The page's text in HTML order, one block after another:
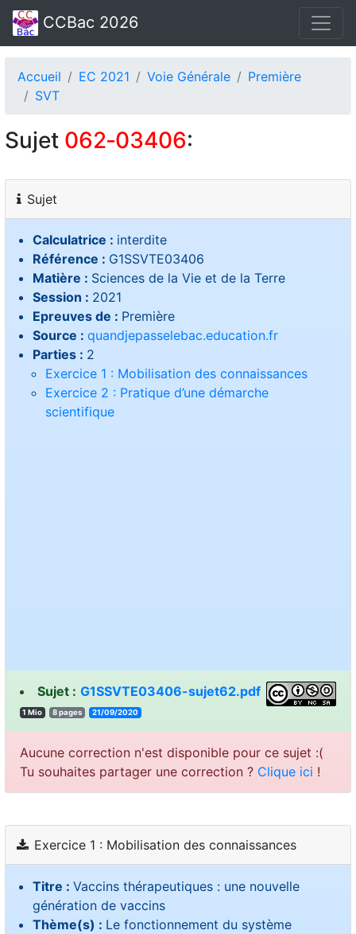
CCBac 2026
Accueil EC 2021 Voie Générale
Première
SVT
Sujet 062‑03406:
Sujet
Calculatrice : interdite
Référence : G1SSVTE03406
Matière : Sciences de la Vie et de la Terre
Session : 2021
Epreuves de : Première
Source : quandjepasselebac.education.fr
Parties : 2
Exercice 1 : Mobilisation des connaissances
Exercice 2 : Pratique d’une démarche
scientifique
Sujet : G1SSVTE03406-sujet62.pdf
1 Mio 8 pages 21/09/2020
Aucune correction n'est disponible pour ce sujet :(
Tu souhaites partager une correction ? Clique ici !
Exercice 1 : Mobilisation des connaissances
Titre : Vaccins thérapeutiques : une nouvelle
génération de vaccins
Thème(s) : Le fonctionnement du système